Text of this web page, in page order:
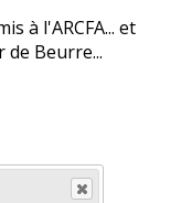
à l'ARCFA... et
Beurre...